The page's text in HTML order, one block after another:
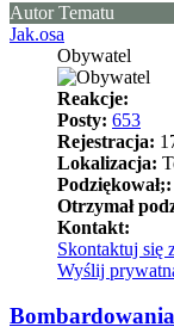
Autor Tematu
Jak.osa
Obywatel
Reakcje:
Posty: 653
Rejestracja:
Lokalizacja:
Podziękował;:
Otrzymał
Kontakt:
Skontaktuj się
Wyślij